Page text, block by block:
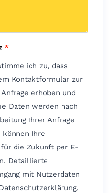
*
ich zu, dass
Kontaktformular zur
erhoben und
Daten werden nach
Ihrer Anfrage
die Zukunft per E-
Detaillierte
mit Nutzerdaten